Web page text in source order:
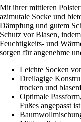
Mit ihrer mittleren
azimutale Socke und
Dämpfung und gutem
Schutz vor Blasen,
Feuchtigkeits- und
sorgen für angenehme
Leichte Socken
Dreilagige
trocken und
Optimale
Fußes angepasst